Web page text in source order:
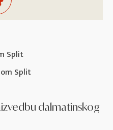
Split
Split
dalmatinskog